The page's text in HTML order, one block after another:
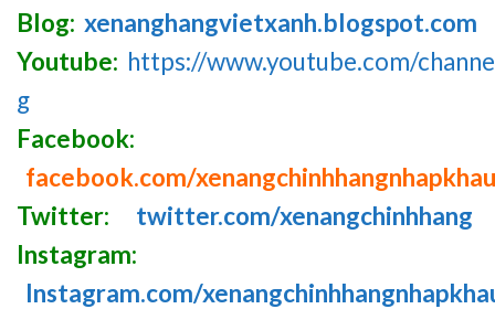
Blog: xenanghangvietxanh.blogspot.com
Youtube: https://www.youtube.com/
g
Facebook:
facebook.com/xenangchinhhangnhapkhau
Twitter:
twitter.com/xenangchinhhang
Instagram:
Instagram.com/